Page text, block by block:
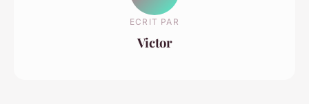
ECRIT PAR
Victor